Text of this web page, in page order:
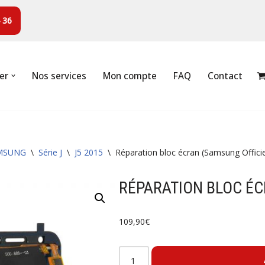
36
Nos services Mon compte FAQ Contact
\ Série J \ J5 2015 \ Réparation bloc écran (Samsung
RÉPARATION BLOC
109,90€